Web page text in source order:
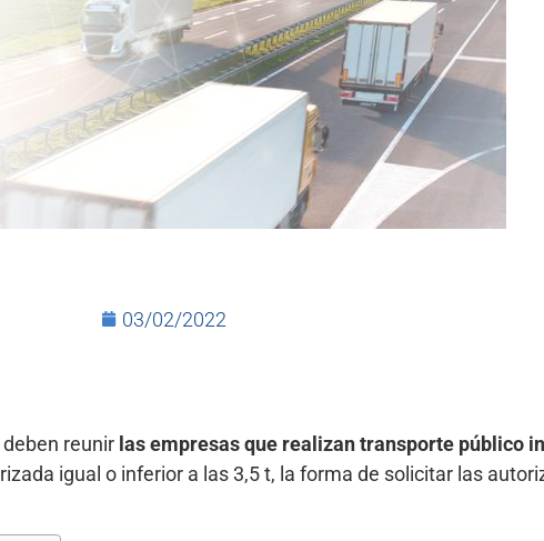
03/02/2022
reunir las empresas que realizan transporte público
igual o inferior a las 3,5 t, la forma de solicitar las